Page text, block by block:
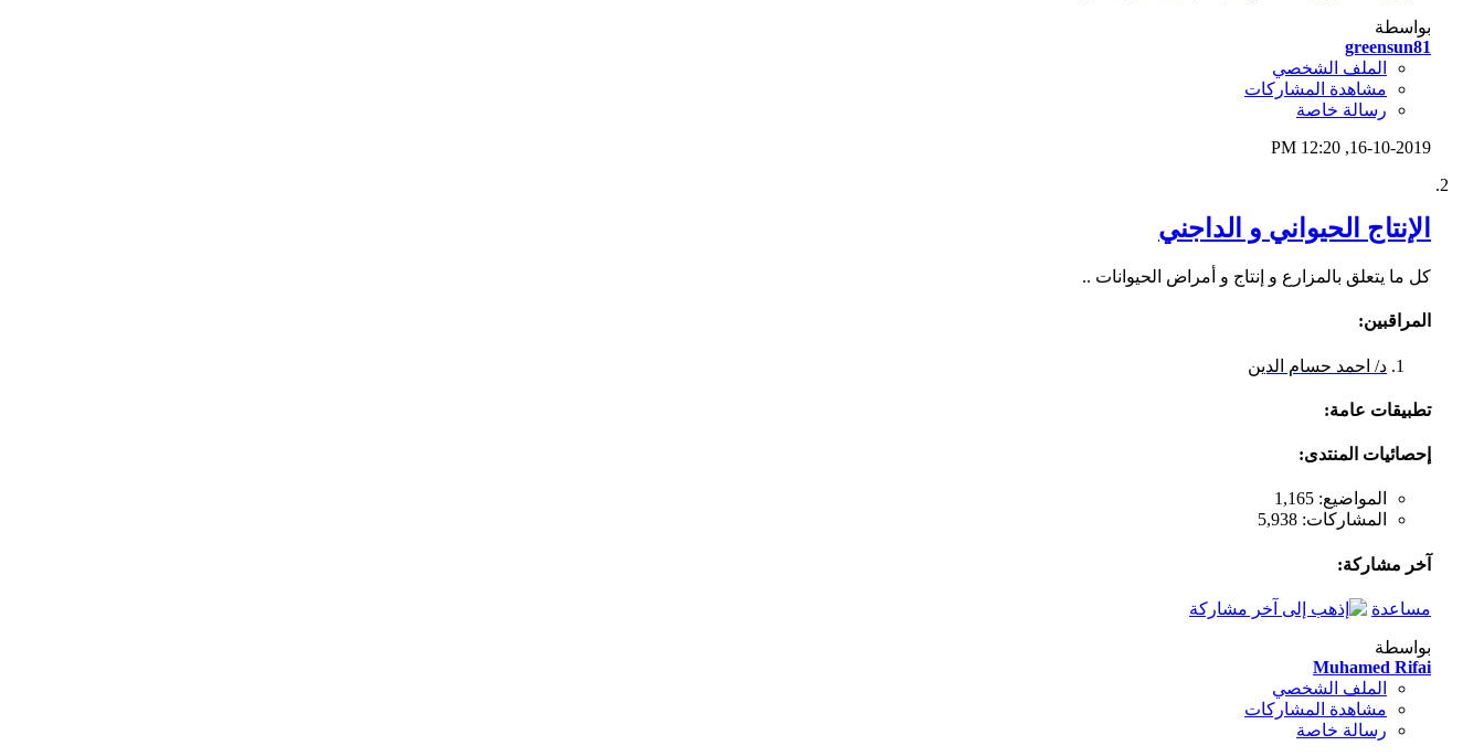
بواسطة
greensun81
الملف الشخصي
مشاهدة المشاركات
رسالة خاصة
16-10-2019,
12:20 PM
الإنتاج الحيواني و الداجني
كل ما يتعلق بالمزارع و إنتاج و أمراض الحيوانات ..
المراقبين:
د/ احمد حسام الدين
تطبيقات عامة:
إحصائيات المنتدى:
المواضيع: 1,165
المشاركات: 5,938
آخر مشاركة:
مساعدة
بواسطة
Muhamed Rifai
الملف الشخصي
مشاهدة المشاركات
رسالة خاصة